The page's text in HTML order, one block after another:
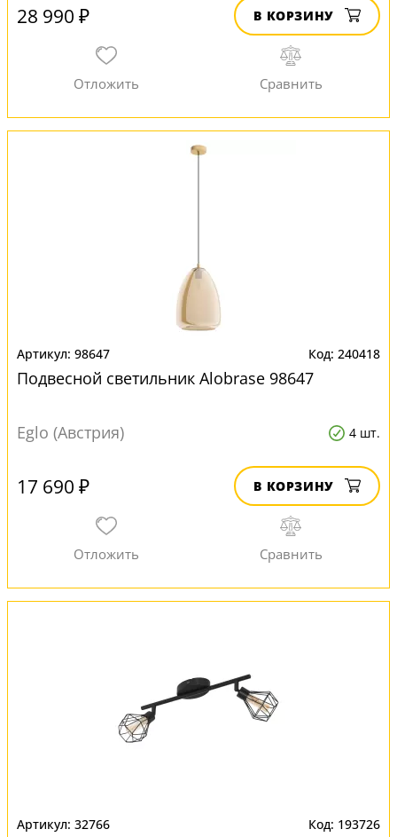
28 990 ₽ В КОРЗИНУ
98647 240418
Подвесной светильник Alobrase 98647
Eglo (Австрия) 4 шт.
17 690 ₽ В КОРЗИНУ
32766 193726